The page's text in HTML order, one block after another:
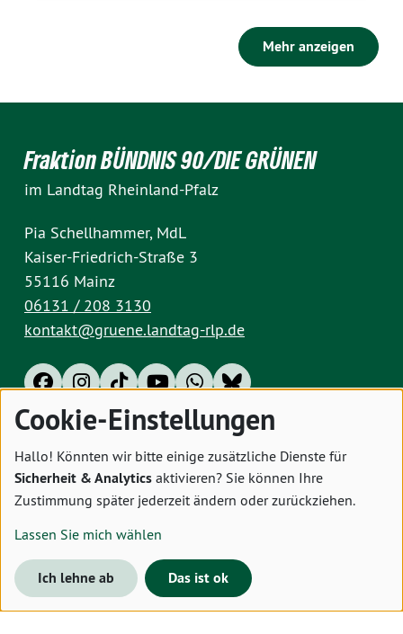
Mehr anzeigen
Fraktion BÜNDNIS 90/DIE GRÜNEN
im Landtag Rheinland-Pfalz
Pia Schellhammer, MdL
Kaiser-Friedrich-Straße 3
55116 Mainz
06131 / 208 3130
kontakt@gruene.landtag-rlp.de
Impressum Datenschutz Cookies
Cookie-Einstellungen
Hallo! Könnten wir bitte einige zusätzliche Dienste für
Sicherheit & Analytics aktivieren? Sie können Ihre
Zustimmung später jederzeit ändern oder zurückziehen.
Lassen Sie mich wählen
Ich lehne ab Das ist ok